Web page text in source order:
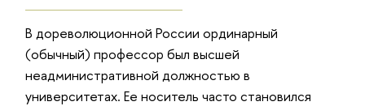
В дореволюционной России ординарный
(обычный) профессор был высшей
неадминистративной должностью в
университетах. Ее носитель часто становился